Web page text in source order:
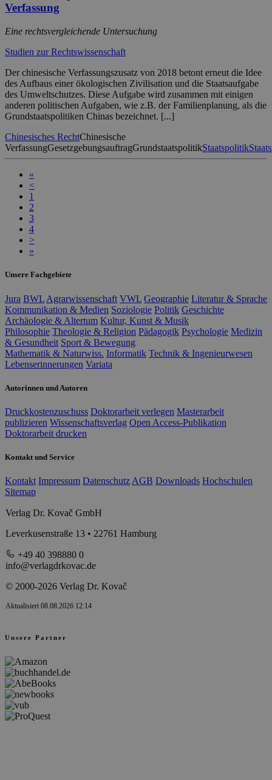
Verfassung
Eine rechtsvergleichende Untersuchung
Studien zur Rechtswissenschaft
Der chinesische Verfassungszusatz von 2018 betont erneut die Idee
des Aufbaus einer ökologischen Zivilisation und die Staatsaufgabe
des Umweltschutzes. Diese Aufgabe wird zusammen mit einigen
anderen politischen Aufgaben, wie z.B. der Familienplanung, als die
Grundstaatspolitiken Chinas bezeichnet. [...]
Chinesisches RechtChinesische
VerfassungGesetzgebungsauftragGrundstaatspolitikStaatspolitik
«
<
1
2
3
4
>
»
Unsere Fachgebiete
Jura BWL Agrarwissenschaft VWL Geographie Literatur & Sprache
Kommunikation & Medien Soziologie Politik Geschichte
Archäologie & Altertum Kultur, Kunst & Musik
Philosophie Theologie & Religion Pädagogik Psychologie Medizin
& Gesundheit Sport & Bewegung
Mathematik & Naturwiss. Informatik Technik & Ingenieurwesen
Lebenserinnerungen Variata
Autorinnen und Autoren
Druckkostenzuschuss Doktorarbeit verlegen Masterarbeit
publizieren Wissenschaftsverlag Open Access-Publikation
Doktorarbeit drucken
Kontakt und Service
Kontakt Impressum Datenschutz AGB Downloads Hochschulen
Sitemap
Verlag Dr. Kovač GmbH
Leverkusenstraße 13 • 22761 Hamburg
+49 40 398880 0
info@verlagdrkovac.de
© 2000-2026 Verlag Dr. Kovač
Aktualisiert 08.08.2026 12:14
Unsere Partner